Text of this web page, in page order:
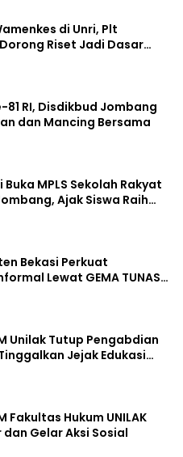
di Unri, Plt
Riset Jadi Dasar
81 RI, Disdikbud Jombang
dan Mancing Bersama
MPLS Sekolah Rakyat
Ajak Siswa Raih
Bekasi Perkuat
Lewat GEMA TUNAS
Unilak Tutup Pengabdian
Jejak Edukasi
Fakultas Hukum UNILAK
dan Gelar Aksi Sosial